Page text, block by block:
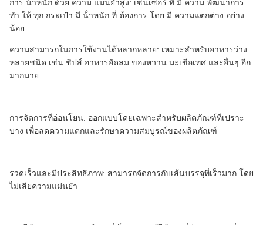
การ น้ําหนัก ด้วย ความ แม่นยําสูง: เซ็นเซอร์ ที่ มี ความ พัฒนาการ
ทํา ให้ ทุก กระเป๋า มี น้ําหนัก ที่ ต้องการ โดย มี ความแตกต่าง อย่าง
น้อย
ความสามารถในการใช้งานได้หลากหลาย: เหมาะสําหรับอาหารว่าง
หลายชนิด เช่น ชิปส์ อาหารอัดลม ของหวาน มะเขือเทศ และอื่นๆ อีก
มากมาย
การจัดการที่อ่อนโยน: ออกแบบโดยเฉพาะสําหรับผลิตภัณฑ์ที่เปราะ
บาง เพื่อลดความแตกและรักษาความสมบูรณ์ของผลิตภัณฑ์
รวดเร็วและมีประสิทธิภาพ: สามารถจัดการกับเส้นบรรจุที่เร็วมาก โดย
ไม่เสียความแม่นยํา